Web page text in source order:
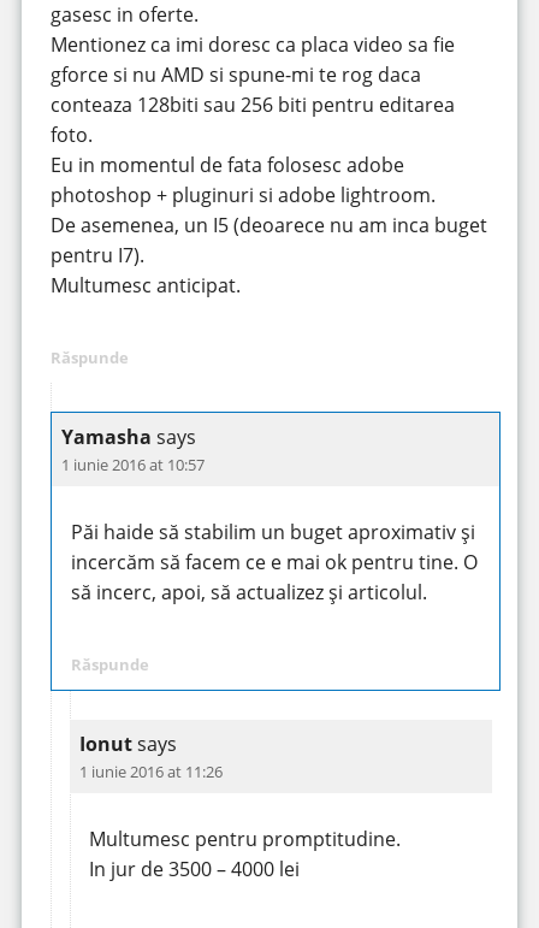
gasesc in oferte.
Mentionez ca imi doresc ca placa video sa fie
gforce si nu AMD si spune-mi te rog daca
conteaza 128biti sau 256 biti pentru editarea
foto.
Eu in momentul de fata folosesc adobe
photoshop + pluginuri si adobe lightroom.
De asemenea, un I5 (deoarece nu am inca buget
pentru I7).
Multumesc anticipat.
Răspunde
Yamasha says
1 iunie 2016 at 10:57
Păi haide să stabilim un buget aproximativ și
incercăm să facem ce e mai ok pentru tine. O
să incerc, apoi, să actualizez și articolul.
Răspunde
Ionutsays
1 iunie 2016 at 11:26
Multumesc pentru promptitudine.
In jur de 3500 – 4000 lei